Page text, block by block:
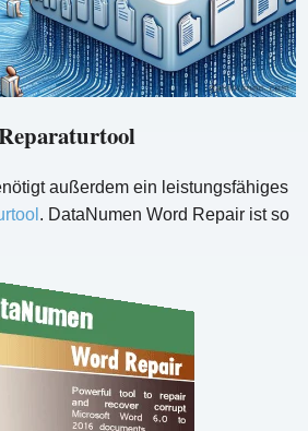
außerdem ein leistungsfähiges
. DataNumen Word Repair ist so